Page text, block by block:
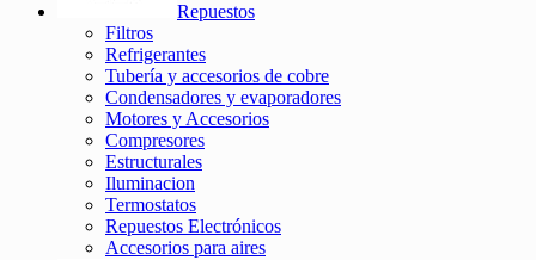
Repuestos
Filtros
Refrigerantes
Tubería y accesorios de cobre
Condensadores y evaporadores
Motores y Accesorios
Compresores
Estructurales
Iluminacion
Termostatos
Repuestos Electrónicos
Accesorios para aires